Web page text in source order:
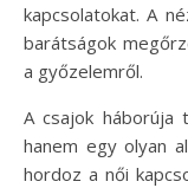
kapcsolatokat. A
barátságok
a győzelemről.
A csajok háborúja
hanem egy olyan
hordoz a női